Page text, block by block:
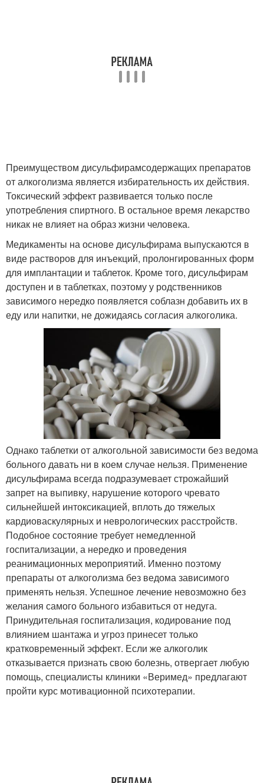
Преимуществом дисульфирамсодержащих препаратов
от алкоголизма является избирательность их действия.
Токсический эффект развивается только после
употребления спиртного. В остальное время лекарство
никак не влияет на образ жизни человека.
Медикаменты на основе дисульфирама выпускаются в
виде растворов для инъекций, пролонгированных форм
для имплантации и таблеток. Кроме того, дисульфирам
доступен и в таблетках, поэтому у родственников
зависимого нередко появляется соблазн добавить их в
еду или напитки, не дожидаясь согласия алкоголика.
Однако таблетки от алкогольной зависимости без ведома
больного давать ни в коем случае нельзя. Применение
дисульфирама всегда подразумевает строжайший
запрет на выпивку, нарушение которого чревато
сильнейшей интоксикацией, вплоть до тяжелых
кардиоваскулярных и неврологических расстройств.
Подобное состояние требует немедленной
госпитализации, а нередко и проведения
реанимационных мероприятий. Именно поэтому
препараты от алкоголизма без ведома зависимого
применять нельзя. Успешное лечение невозможно без
желания самого больного избавиться от недуга.
Принудительная госпитализация, кодирование под
влиянием шантажа и угроз принесет только
кратковременный эффект. Если же алкоголик
отказывается признать свою болезнь, отвергает любую
помощь, специалисты клиники «Веримед» предлагают
пройти курс мотивационной психотерапии.